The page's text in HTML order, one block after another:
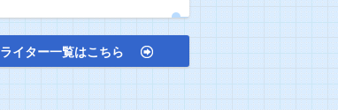
ライター一覧はこちら